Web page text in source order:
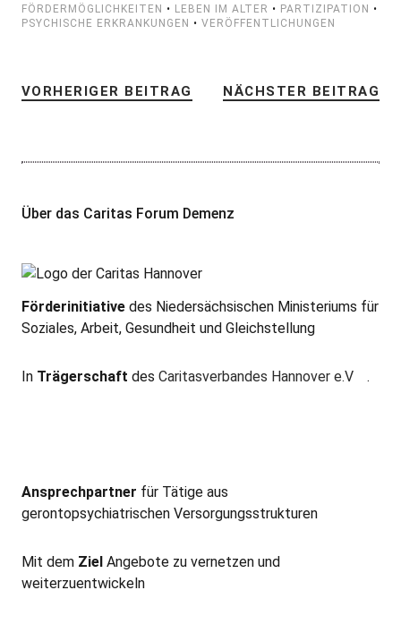
FÖRDERMÖGLICHKEITEN • LEBEN IM ALTER • PARTIZIPATION •
PSYCHISCHE ERKRANKUNGEN • VERÖFFENTLICHUNGEN
VORHERIGER BEITRAG NÄCHSTER BEITRAG
Über das Caritas Forum Demenz
Förderinitiative des Niedersächsischen Ministeriums für
Soziales, Arbeit, Gesundheit und Gleichstellung
In Trägerschaft des Caritasverbandes Hannover e.V .
Ansprechpartner für Tätige aus
gerontopsychiatrischen Versorgungsstrukturen
Mit dem Ziel Angebote zu vernetzen und
weiterzuentwickeln